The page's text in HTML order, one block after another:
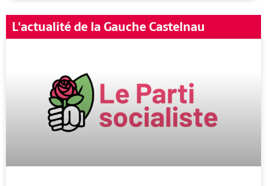
L'actualité de la Gauche Castelnau